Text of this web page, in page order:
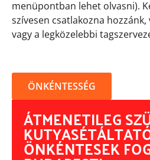
menüpontban lehet olvasni).
szívesen csatlakozna hozzánk,
vagy a legközelebbi
ÖNKÉNTESSÉG
ÁTMENETILEG
ÖNKÉNTESEK